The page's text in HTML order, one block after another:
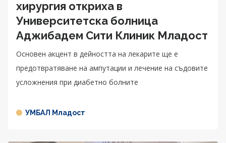
хирургия откриха в
Университетска болница
Аджибадем Сити Клиник Младост
Основен акцент в дейността на лекарите ще е
предотвратяване на ампутации и лечение на съдовите
усложнения при диабетно болните
УМБАЛ Младост